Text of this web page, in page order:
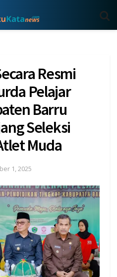
Resmi
Pelajar
Barru
Seleksi
Muda
1, 2025